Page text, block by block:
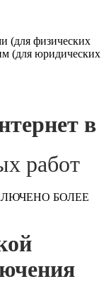
(для физических
(для юридических
в
работ
БОЛЕЕ